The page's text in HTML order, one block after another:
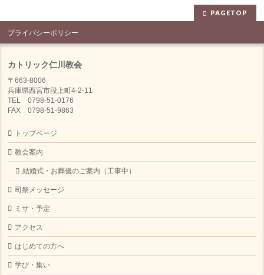
PAGETOP
プライバシーポリシー
カトリック仁川教会
〒663-8006
兵庫県西宮市段上町4-2-11
TEL 0798-51-0176
FAX 0798-51-9863
トップページ
教会案内
結婚式・お葬儀のご案内（工事中）
司祭メッセージ
ミサ・予定
アクセス
はじめての方へ
学び・集い